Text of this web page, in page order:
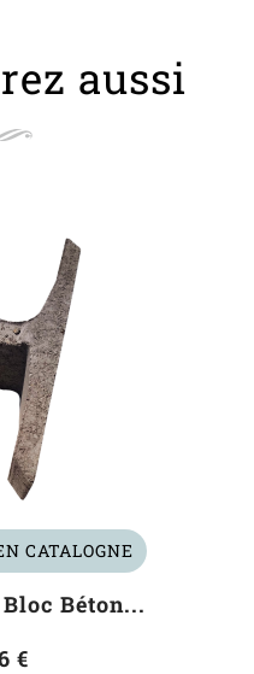
aussi
CATALOGNE
Béton...
€